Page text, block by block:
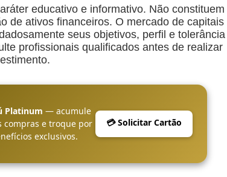
educativo e informativo. Não constituem
de ativos financeiros. O mercado de capitais
seus objetivos, perfil e tolerância
profissionais qualificados antes de realizar
Platinum — acumule
compras e troque por
exclusivos.
💳 Solicitar Cartão